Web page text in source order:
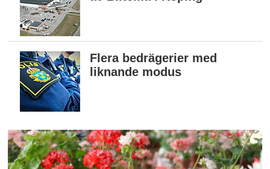
Flera bedrägerier med
liknande modus